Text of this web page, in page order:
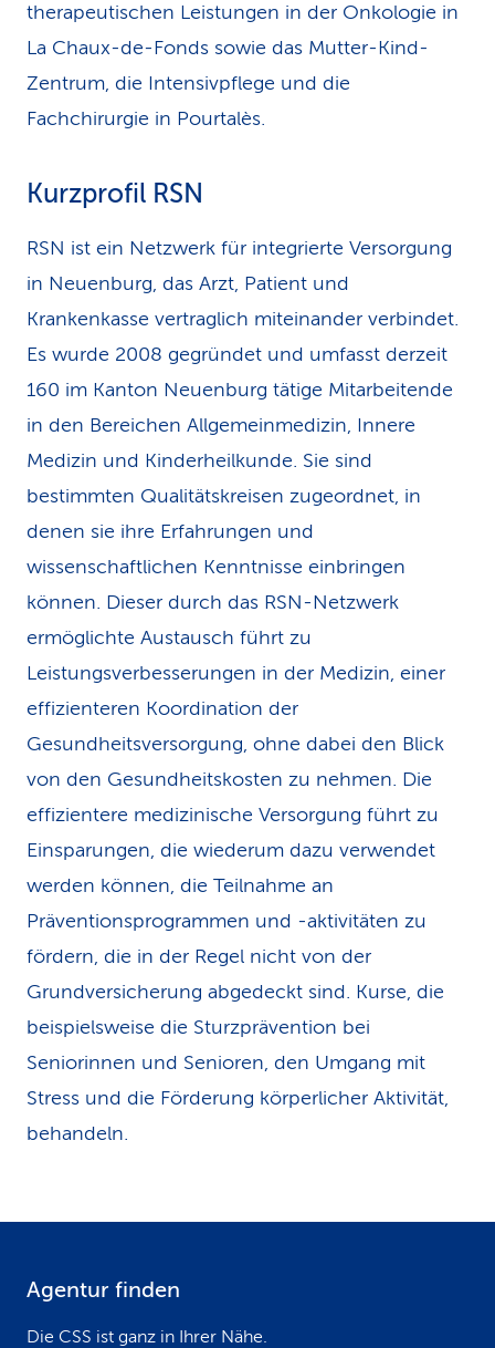
therapeutischen Leistungen in der Onkologie in
La Chaux-de-Fonds sowie das Mutter-Kind-
Zentrum, die Intensivpflege und die
Fachchirurgie in Pourtalès.
Kurzprofil RSN
RSN ist ein Netzwerk für integrierte Versorgung
in Neuenburg, das Arzt, Patient und
Krankenkasse vertraglich miteinander verbindet.
Es wurde 2008 gegründet und umfasst derzeit
160 im Kanton Neuenburg tätige Mitarbeitende
in den Bereichen Allgemeinmedizin, Innere
Medizin und Kinderheilkunde. Sie sind
bestimmten Qualitätskreisen zugeordnet, in
denen sie ihre Erfahrungen und
wissenschaftlichen Kenntnisse einbringen
können. Dieser durch das RSN-Netzwerk
ermöglichte Austausch führt zu
Leistungsverbesserungen in der Medizin, einer
effizienteren Koordination der
Gesundheitsversorgung, ohne dabei den Blick
von den Gesundheitskosten zu nehmen. Die
effizientere medizinische Versorgung führt zu
Einsparungen, die wiederum dazu verwendet
werden können, die Teilnahme an
Präventionsprogrammen und -aktivitäten zu
fördern, die in der Regel nicht von der
Grundversicherung abgedeckt sind. Kurse, die
beispielsweise die Sturzprävention bei
Seniorinnen und Senioren, den Umgang mit
Stress und die Förderung körperlicher Aktivität,
behandeln.
Agentur finden
Die CSS ist ganz in Ihrer Nähe.